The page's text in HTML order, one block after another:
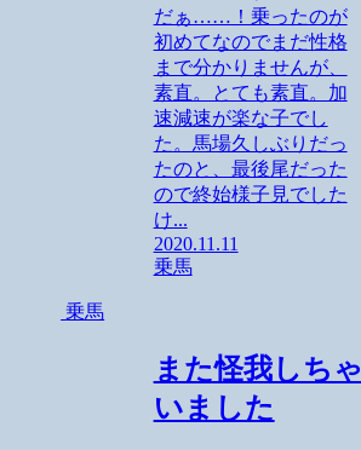
だぁ……！乗ったのが
初めてなのでまだ性格
まで分かりませんが、
素直。とても素直。加
速減速が楽な子でし
た。馬場久しぶりだっ
たのと、最後尾だった
ので終始様子見でした
け...
2020.11.11
乗馬
乗馬
また怪我しちゃ
いました